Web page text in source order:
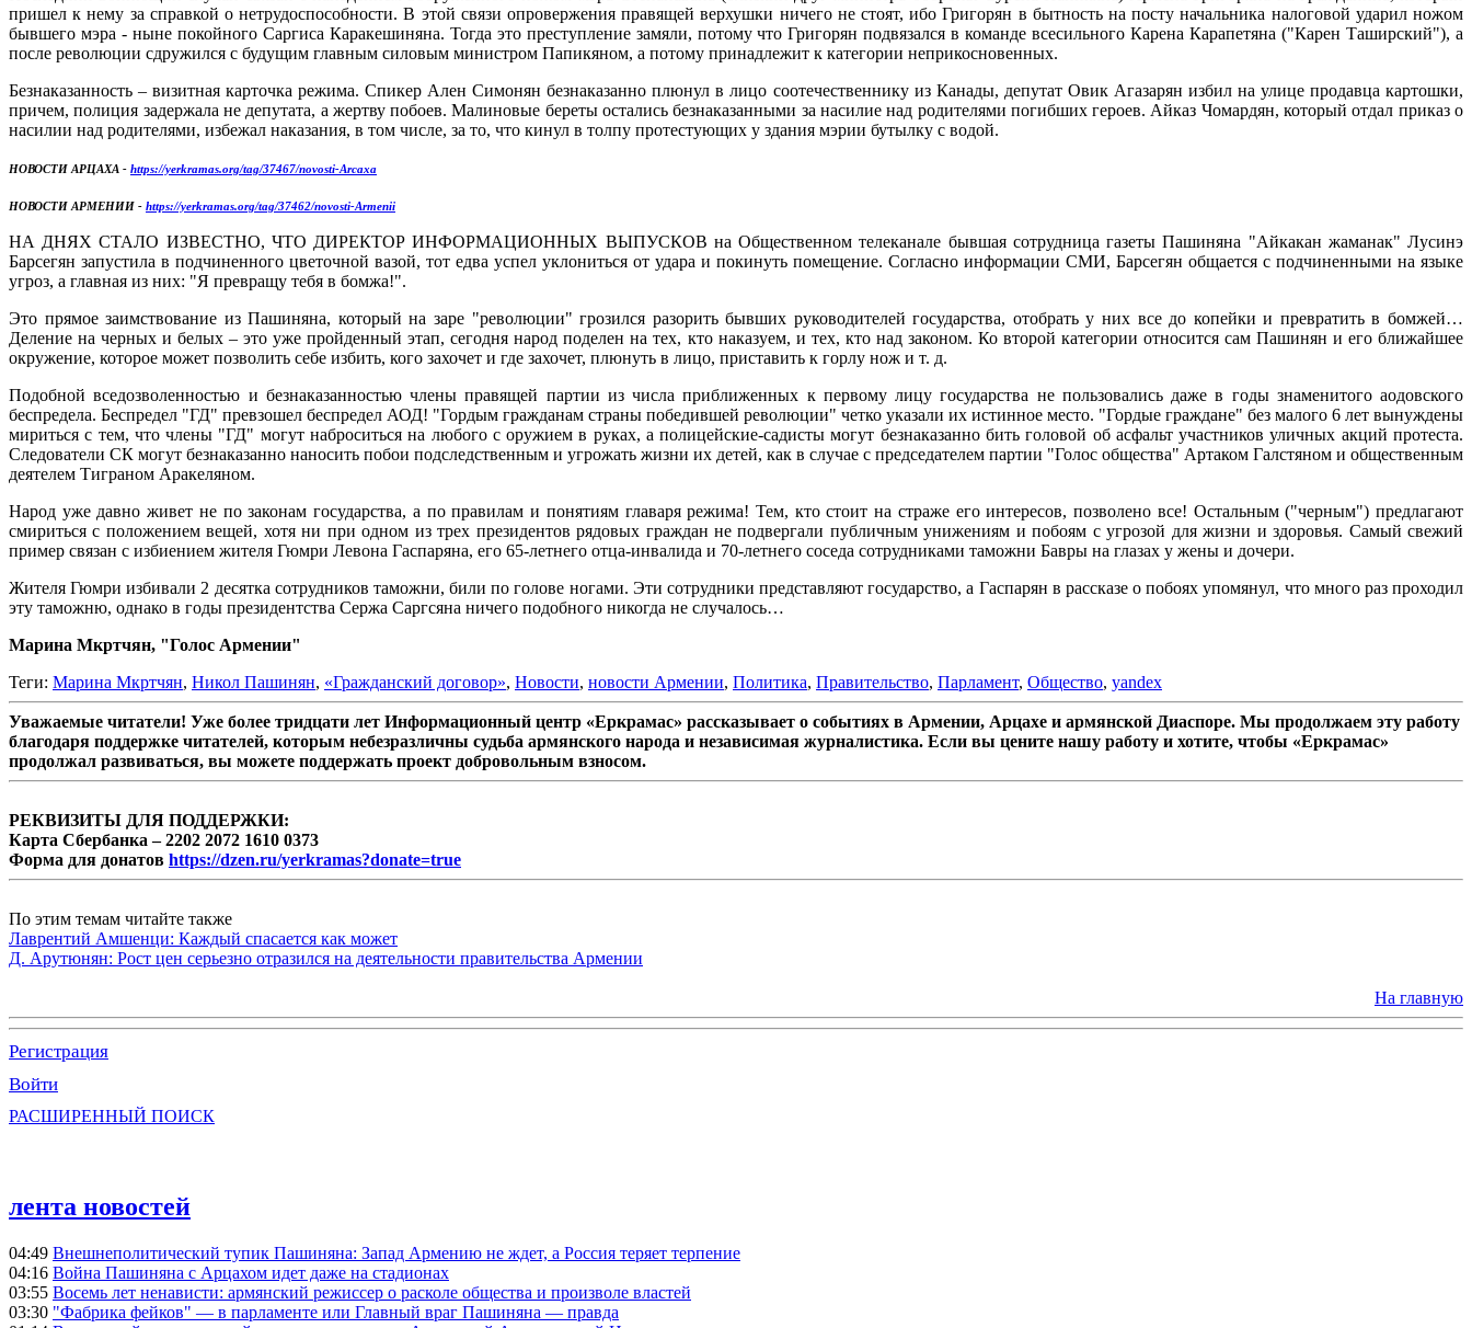
пришел к нему за справкой о нетрудоспособности. В этой связи опровержения правящей верхушки ничего не стоят, ибо Григорян в бытность на посту начальника налоговой ударил ножом
бывшего мэра - ныне покойного Саргиса Каракешиняна. Тогда это преступление замяли, потому что Григорян подвязался в команде всесильного Карена Карапетяна ("Карен Таширский"), а
после революции сдружился с будущим главным силовым министром Папикяном, а потому принадлежит к категории неприкосновенных.
Безнаказанность – визитная карточка режима. Спикер Ален Симонян безнаказанно плюнул в лицо соотечественнику из Канады, депутат Овик Агазарян избил на улице продавца картошки,
причем, полиция задержала не депутата, а жертву побоев. Малиновые береты остались безнаказанными за насилие над родителями погибших героев. Айказ Чомардян, который отдал приказ о
насилии над родителями, избежал наказания, в том числе, за то, что кинул в толпу протестующих у здания мэрии бутылку с водой.
НОВОСТИ АРЦАХА - https://yerkramas.org/tag/37467/novosti-Arcaxa
НОВОСТИ АРМЕНИИ - https://yerkramas.org/tag/37462/novosti-Armenii
НА ДНЯХ СТАЛО ИЗВЕСТНО, ЧТО ДИРЕКТОР ИНФОРМАЦИОННЫХ ВЫПУСКОВ на Общественном телеканале бывшая сотрудница газеты Пашиняна "Айкакан жаманак" Лусинэ
Барсегян запустила в подчиненного цветочной вазой, тот едва успел уклониться от удара и покинуть помещение. Согласно информации СМИ, Барсегян общается с подчиненными на языке
угроз, а главная из них: "Я превращу тебя в бомжа!".
Это прямое заимствование из Пашиняна, который на заре "революции" грозился разорить бывших руководителей государства, отобрать у них все до копейки и превратить в бомжей…
Деление на черных и белых – это уже пройденный этап, сегодня народ поделен на тех, кто наказуем, и тех, кто над законом. Ко второй категории относится сам Пашинян и его ближайшее
окружение, которое может позволить себе избить, кого захочет и где захочет, плюнуть в лицо, приставить к горлу нож и т. д.
Подобной вседозволенностью и безнаказанностью члены правящей партии из числа приближенных к первому лицу государства не пользовались даже в годы знаменитого аодовского
беспредела. Беспредел "ГД" превзошел беспредел АОД! "Гордым гражданам страны победившей революции" четко указали их истинное место. "Гордые граждане" без малого 6 лет вынуждены
мириться с тем, что члены "ГД" могут наброситься на любого с оружием в руках, а полицейские-садисты могут безнаказанно бить головой об асфальт участников уличных акций протеста.
Следователи СК могут безнаказанно наносить побои подследственным и угрожать жизни их детей, как в случае с председателем партии "Голос общества" Артаком Галстяном и общественным
деятелем Тиграном Аракеляном.
Народ уже давно живет не по законам государства, а по правилам и понятиям главаря режима! Тем, кто стоит на страже его интересов, позволено все! Остальным ("черным") предлагают
смириться с положением вещей, хотя ни при одном из трех президентов рядовых граждан не подвергали публичным унижениям и побоям с угрозой для жизни и здоровья. Самый свежий
пример связан с избиением жителя Гюмри Левона Гаспаряна, его 65-летнего отца-инвалида и 70-летнего соседа сотрудниками таможни Бавры на глазах у жены и дочери.
Жителя Гюмри избивали 2 десятка сотрудников таможни, били по голове ногами. Эти сотрудники представляют государство, а Гаспарян в рассказе о побоях упомянул, что много раз проходил
эту таможню, однако в годы президентства Сержа Саргсяна ничего подобного никогда не случалось…
Марина Мкртчян, "Голос Армении"
Теги: Марина Мкртчян, Никол Пашинян, «Гражданский договор», Новости, новости Армении, Политика, Правительство, Парламент, Общество, yandex
Уважаемые читатели! Уже более тридцати лет Информационный центр «Еркрамас» рассказывает о событиях в Армении, Арцахе и армянской Диаспоре. Мы продолжаем эту работу
благодаря поддержке читателей, которым небезразличны судьба армянского народа и независимая журналистика. Если вы цените нашу работу и хотите, чтобы «Еркрамас»
продолжал развиваться, вы можете поддержать проект добровольным взносом.
РЕКВИЗИТЫ ДЛЯ ПОДДЕРЖКИ:
Карта Сбербанка – 2202 2072 1610 0373
Форма для донатов https://dzen.ru/yerkramas?donate=true
По этим темам читайте также
Лаврентий Амшенци: Каждый спасается как может
Д. Арутюнян: Рост цен серьезно отразился на деятельности правительства Армении
На главную
Регистрация
Войти
РАСШИРЕННЫЙ ПОИСК
лента новостей
04:49 Внешнеполитический тупик Пашиняна: Запад Армению не ждет, а Россия теряет терпение
04:16 Война Пашиняна с Арцахом идет даже на стадионах
03:55 Восемь лет ненависти: армянский режиссер о расколе общества и произволе властей
03:30 "Фабрика фейков" — в парламенте или Главный враг Пашиняна — правда